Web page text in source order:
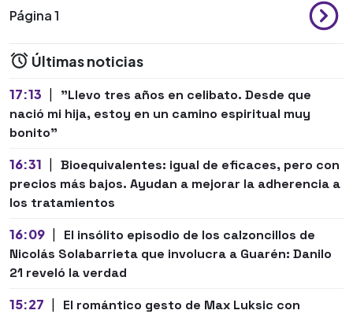
Página 1
Últimas noticias
17:13 |
"Llevo tres años en celibato. Desde que
nació mi hija, estoy en un camino espiritual muy
bonito"
16:31 | Bioequivalentes: igual de eficaces, pero con
precios más bajos. Ayudan a mejorar la adherencia a
los tratamientos
16:09 |
El insólito episodio de los calzoncillos de
Nicolás Solabarrieta que involucra a Guarén: Danilo
21 reveló la verdad
15:27 |
El romántico gesto de Max Luksic con